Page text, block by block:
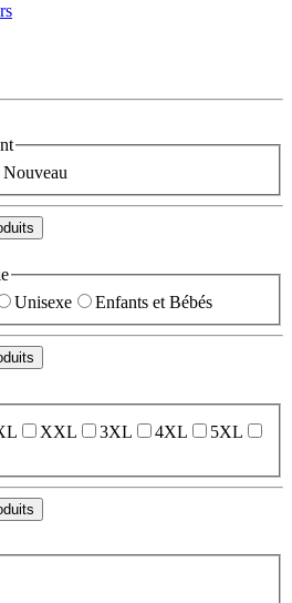
Nouveau
Unisexe Enfants et Bébés
XXL 3XL 4XL
5XL